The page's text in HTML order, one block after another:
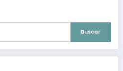
Buscar